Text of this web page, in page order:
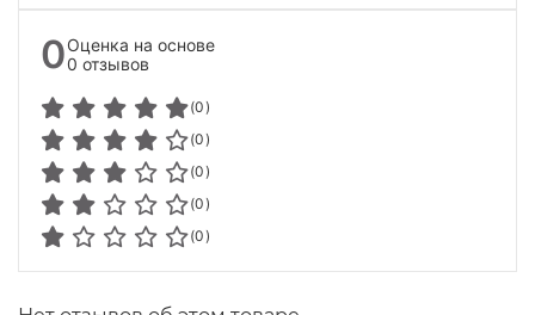
0Оценка на основе
0 отзывов
(0)
(0)
(0)
(0)
(0)